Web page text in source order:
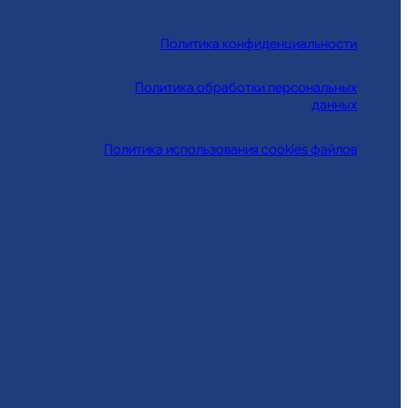
Политика конфиденциальности
Политика обработки персональных
данных
Политика использования cookies файлов